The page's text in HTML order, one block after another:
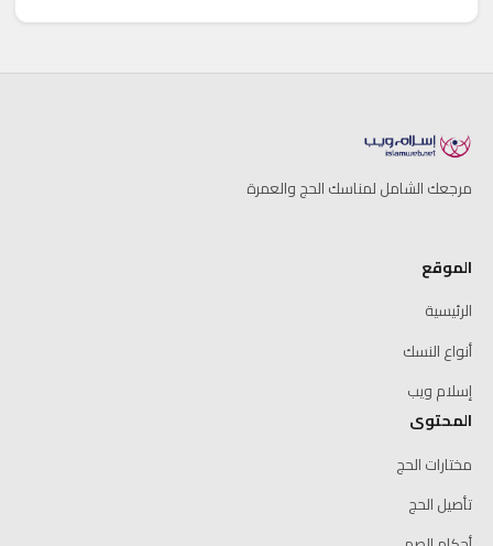
مرجعك الشامل لمناسك الحج والعمرة
الموقع
الرئيسية
أنواع النسك
إسلام ويب
المحتوى
مختارات الحج
تأصيل الحج